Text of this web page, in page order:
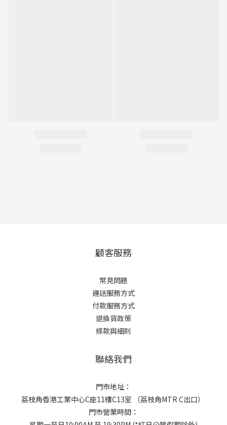
顧客服務
常見問題
運送服務方式
付款服務方式
退換貨政策
條款與細則
聯絡我們
門市地址：
荔枝角香港工業中心C座11樓C13室 （荔枝角MTR C出口）
門市營業時間：